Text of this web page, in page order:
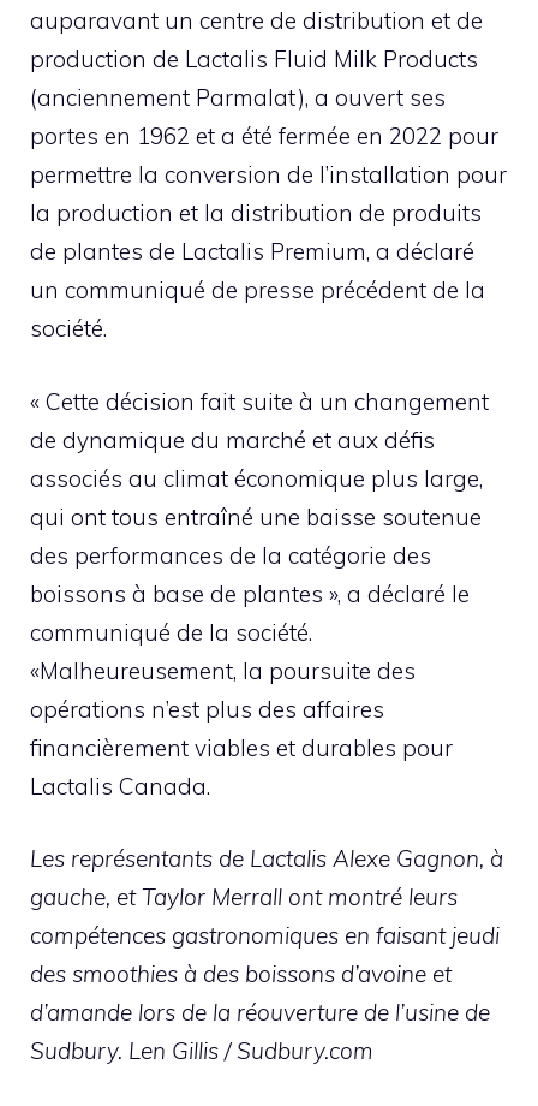
auparavant un centre de distribution et de
production de Lactalis Fluid Milk Products
(anciennement Parmalat), a ouvert ses
portes en 1962 et a été fermée en 2022 pour
permettre la conversion de l’installation pour
la production et la distribution de produits
de plantes de Lactalis Premium, a déclaré
un communiqué de presse précédent de la
société.
« Cette décision fait suite à un changement
de dynamique du marché et aux défis
associés au climat économique plus large,
qui ont tous entraîné une baisse soutenue
des performances de la catégorie des
boissons à base de plantes », a déclaré le
communiqué de la société.
«Malheureusement, la poursuite des
opérations n’est plus des affaires
financièrement viables et durables pour
Lactalis Canada.
Les représentants de Lactalis Alexe Gagnon, à
gauche, et Taylor Merrall ont montré leurs
compétences gastronomiques en faisant jeudi
des smoothies à des boissons d’avoine et
d’amande lors de la réouverture de l’usine de
Sudbury. Len Gillis / Sudbury.com